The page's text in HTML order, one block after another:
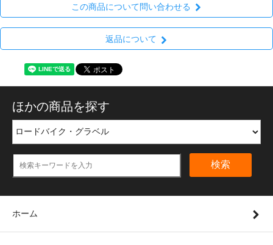
この商品について問い合わせる
返品について
ほかの商品を探す
検索
ホーム